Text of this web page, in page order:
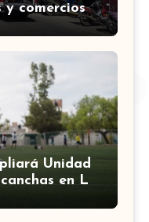
y comercios
Unidad
en La